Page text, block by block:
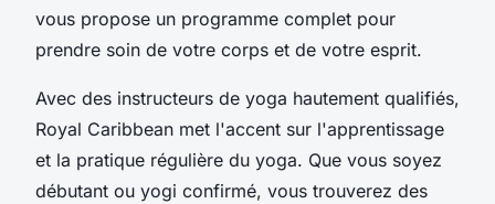
vous propose un programme complet pour
prendre soin de votre corps et de votre esprit.
Avec des instructeurs de yoga hautement qualifiés,
Royal Caribbean met l'accent sur l'apprentissage
et la pratique régulière du yoga. Que vous soyez
débutant ou yogi confirmé, vous trouverez des